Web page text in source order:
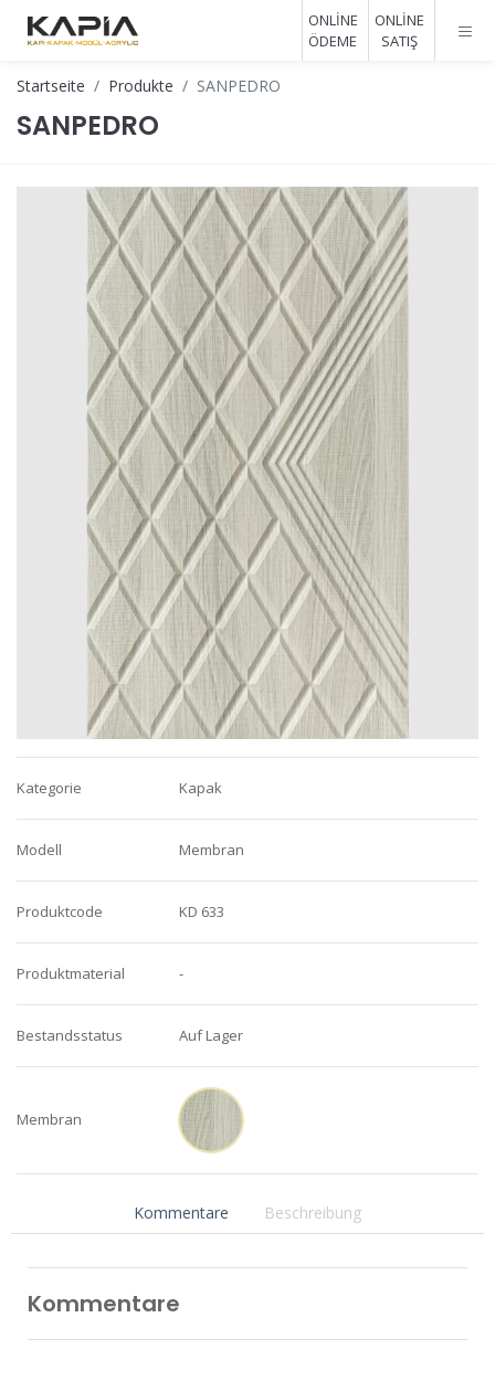
ONLİNE
SATIŞ
ONLİNE
ÖDEME
Startseite Produkte SANPEDRO
SANPEDRO
Kategorie Kapak
Modell Membran
Produktcode KD 633
Produktmaterial -
Bestandsstatus Auf Lager
Membran
Kommentare Beschreibung
Kommentare